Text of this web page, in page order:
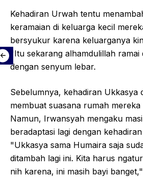
Kehadiran Urwah tentu
keramaian di keluarga kecil
bersyukur karena keluarganya
"Itu sekarang alhamdulillah
dengan senyum lebar.
Sebelumnya, kehadiran Ukkasya
membuat suasana rumah mereka
Namun, Irwansyah mengaku
beradaptasi lagi dengan
"Ukkasya sama Humaira saja
ditambah lagi ini. Kita harus
nih karena, ini masih bayi